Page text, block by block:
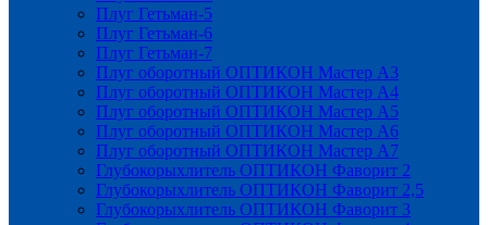
Плуг Гетьман-5
Плуг Гетьман-6
Плуг Гетьман-7
Плуг оборотный ОПТИКОН Мастер А3
Плуг оборотный ОПТИКОН Мастер А4
Плуг оборотный ОПТИКОН Мастер А5
Плуг оборотный ОПТИКОН Мастер А6
Плуг оборотный ОПТИКОН Мастер А7
Глубокорыхлитель ОПТИКОН Фаворит 2
Глубокорыхлитель ОПТИКОН Фаворит 2,5
Глубокорыхлитель ОПТИКОН Фаворит 3